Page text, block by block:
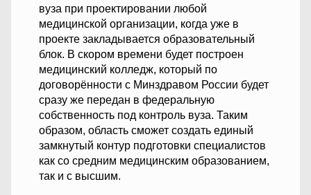
вуза при проектировании любой
медицинской организации, когда уже в
проекте закладывается образовательный
блок. В скором времени будет построен
медицинский колледж, который по
договорённости с Минздравом России будет
сразу же передан в федеральную
собственность под контроль вуза. Таким
образом, область сможет создать единый
замкнутый контур подготовки специалистов
как со средним медицинским образованием,
так и с высшим.